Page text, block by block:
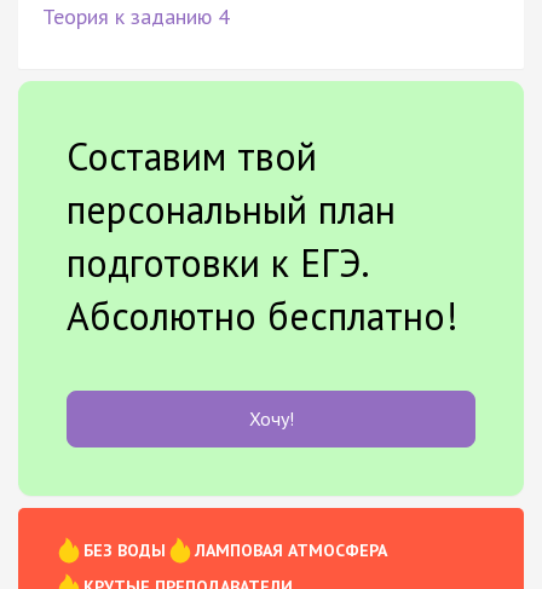
Теория к заданию 4
Составим твой
персональный план
подготовки к ЕГЭ.
Абсолютно бесплатно!
Хочу!
БЕЗ ВОДЫ
ЛАМПОВАЯ АТМОСФЕРА